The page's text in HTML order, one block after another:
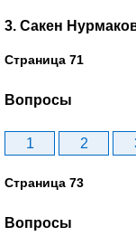
3. Сакен
Страница 71
Вопросы
1 2
Страница 73
Вопросы